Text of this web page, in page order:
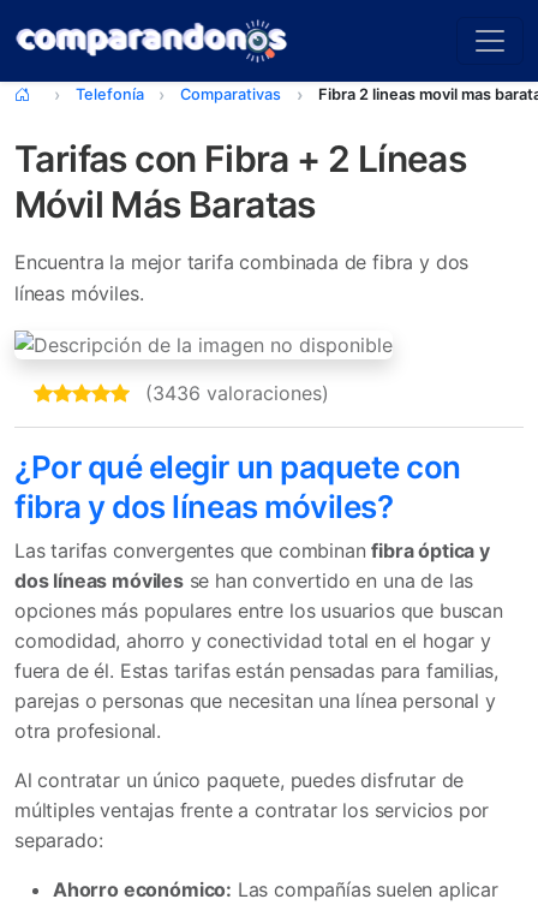
Telefonía Comparativas Fibra 2 lineas movil mas
Tarifas con Fibra + 2 Líneas
Móvil Más Baratas
Encuentra la mejor tarifa combinada de fibra y dos
líneas móviles.
(3436 valoraciones)
¿Por qué elegir un paquete con
fibra y dos líneas móviles?
Las tarifas convergentes que combinanfibra óptica y
dos líneas móvilesse han convertido en una de las
opciones más populares entre los usuarios que buscan
comodidad, ahorro y conectividad total en el hogar y
fuera de él. Estas tarifas están pensadas para familias,
parejas o personas que necesitan una línea personal y
otra profesional.
Al contratar un único paquete, puedes disfrutar de
múltiples ventajas frente a contratar los servicios por
separado:
Ahorro económico: Las compañías suelen aplicar